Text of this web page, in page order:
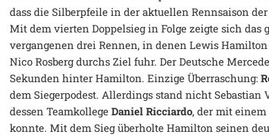
dass die Silberpfeile in der aktuellen Rennsaison
Mit dem vierten Doppelsieg in Folge zeigte sich
vergangenen drei Rennen, in denen Lewis
Nico Rosberg durchs Ziel fuhr. Der Deutsche
Sekunden hinter Hamilton. Einzige Überraschung:
dem Siegerpodest. Allerdings stand nicht Sebastian
dessen TeamkollegeDaniel Ricciardo, der mit
konnte. Mit dem Sieg überholte Hamilton seinen